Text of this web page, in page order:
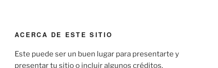
ACERCA DE ESTE SITIO
Este puede ser un buen lugar para presentarte y
presentar tu sitio o incluir algunos créditos.